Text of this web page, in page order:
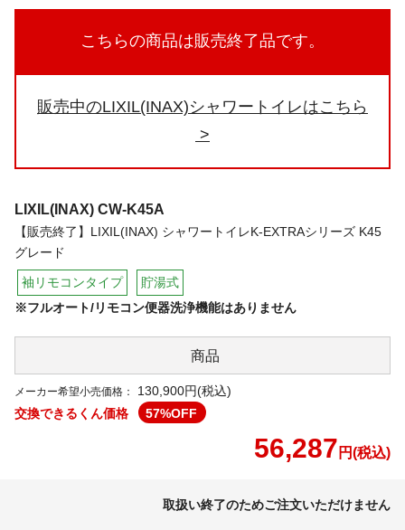
こちらの商品は販売終了品です。
販売中のLIXIL(INAX)シャワートイレはこちら
LIXIL(INAX) CW-K45A
【販売終了】LIXIL(INAX) シャワートイレK-EXTRAシリーズ K45
グレード
袖リモコンタイプ
貯湯式
※フルオート/リモコン便器洗浄機能はありません
商品
メーカー希望小売価格：
130,900円(税込)
交換できるくん価格
57%OFF
56,287 円(税込)
取扱い終了のためご注文いただけません